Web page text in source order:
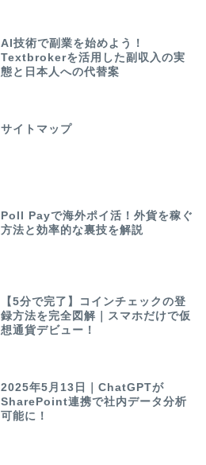
AI技術で副業を始めよう！
Textbrokerを活用した副収入の実
態と日本人への代替案
サイトマップ
Poll Payで海外ポイ活！外貨を稼ぐ
方法と効率的な裏技を解説
【5分で完了】コインチェックの登
録方法を完全図解｜スマホだけで仮
想通貨デビュー！
2025年5月13日｜ChatGPTが
SharePoint連携で社内データ分析
可能に！